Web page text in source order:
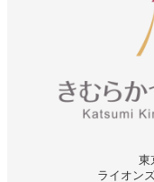
東
ライオン